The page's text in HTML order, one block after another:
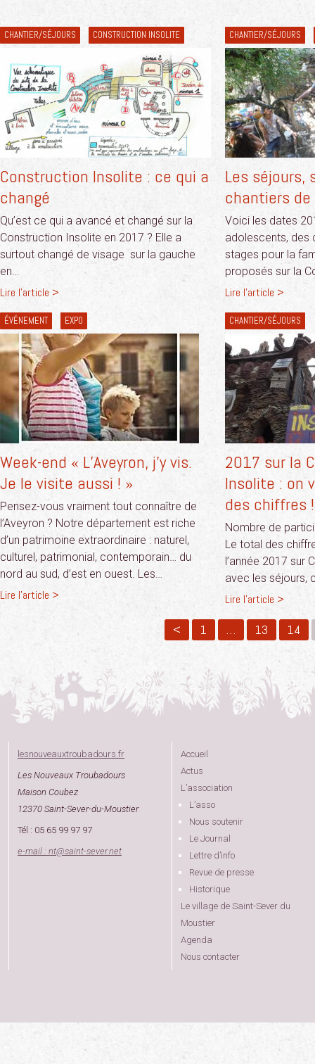
CHANTIER/SÉJOURS CONSTRUCTION INSOLITE
Construction Insolite : ce qui a
changé
Qu’est ce qui a avancé et changé sur la
Construction Insolite en 2017 ? Elle a
surtout changé de visage sur la gauche
en…
Lire l'article >
CHANTIER/SÉJOURS
Les séjours,
chantiers
Voici les dates
adolescents, des
stages pour la
proposés sur la
Lire l'article >
ÉVÉNEMENT EXPO
Week-end « L’Aveyron, j’y vis.
Je le visite aussi ! »
Pensez-vous vraiment tout connaître de
l’Aveyron ? Notre département est riche
d’un patrimoine extraordinaire : naturel,
culturel, patrimonial, contemporain… du
nord au sud, d’est en ouest. Les…
Lire l'article >
CHANTIER/SÉJOURS
2017 sur la
Insolite : on
des chiffres !
Nombre de
Le total des
l’année 2017 sur
avec les séjours,
Lire l'article >
< 1 … 13 14
lesnouveauxtroubadours.fr
Les Nouveaux Troubadours
Maison Coubez
12370 Saint-Sever-du-Moustier
Tél : 05 65 99 97 97
e-mail : nt@saint-sever.net
Accueil
Actus
L’association
L’asso
Nous soutenir
Le Journal
Lettre d’info
Revue de presse
Historique
Le village de Saint-Sever du
Moustier
Agenda
Nous contacter